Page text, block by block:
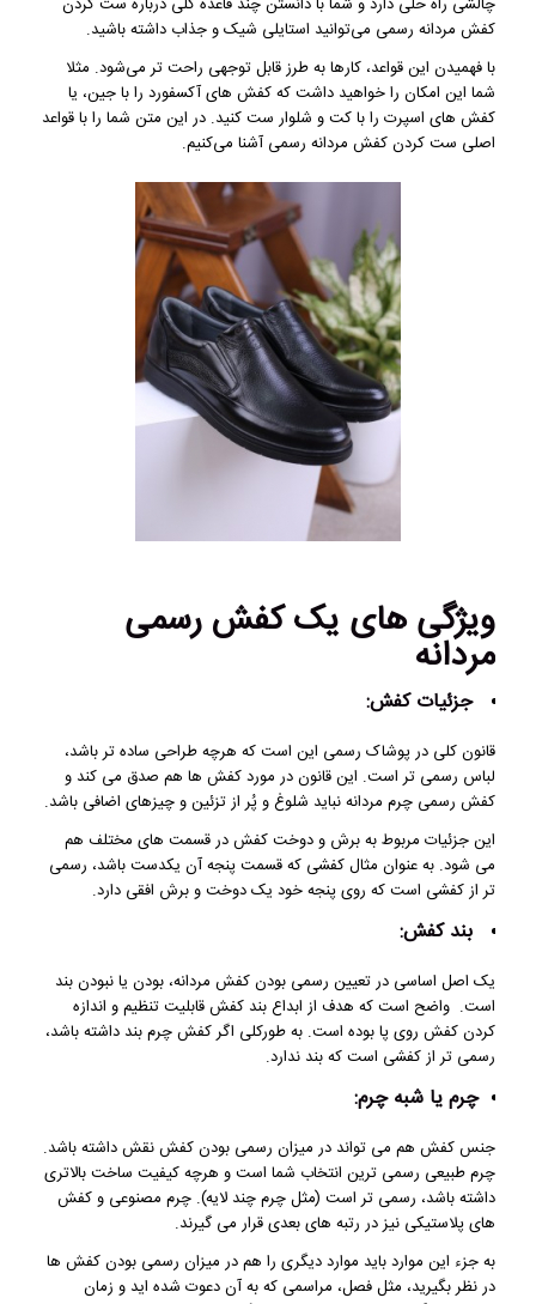
کفش مردانه رسمی می‌توانید استایلی شیک و جذاب داشته باشید.
با فهمیدن این قواعد، کارها به طرز قابل توجهی راحت‌ تر می‌شود. مثلا
شما این امکان را خواهید داشت که کفش های آکسفورد را با جین، یا
کفش های اسپرت را با کت و شلوار ست کنید. در این متن شما را با قواعد
اصلی ست کردن کفش مردانه رسمی آشنا می‌کنیم.
ویژگی های یک کفش رسمی
مردانه
جزئیات کفش:
قانون کلی در پوشاک رسمی این است که هرچه طراحی ساده تر باشد،
لباس رسمی تر است. این قانون در مورد کفش ها هم صدق می کند و
کفش رسمی چرم مردانه نباید شلوغ و پُر از تزئین و چیزهای اضافی باشد.
این جزئیات مربوط به برش و دوخت کفش در قسمت های مختلف هم
می شود. به عنوان مثال کفشی که قسمت پنجه آن یکدست باشد، رسمی
تر از کفشی است که روی پنجه خود یک دوخت و برش افقی دارد.
بند کفش:
یک اصل اساسی در تعیین رسمی بودن کفش مردانه، بودن یا نبودن بند
است. واضح است که هدف از ابداع بند کفش قابلیت تنظیم و اندازه
کردن کفش روی پا بوده است. به طورکلی اگر کفش چرم بند داشته باشد،
رسمی تر از کفشی است که بند ندارد.
چرم یا شبه چرم:
جنس کفش هم می تواند در میزان رسمی بودن کفش نقش داشته باشد.
چرم طبیعی رسمی ترین انتخاب شما است و هرچه کیفیت ساخت بالاتری
داشته باشد، رسمی تر است (مثل چرم چند لایه). چرم مصنوعی و کفش
های پلاستیکی نیز در رتبه های بعدی قرار می گیرند.
به جزء این موارد باید موارد دیگری را هم در میزان رسمی بودن کفش ها
در نظر بگیرید، مثل فصل، مراسمی که به آن دعوت شده اید و زمان